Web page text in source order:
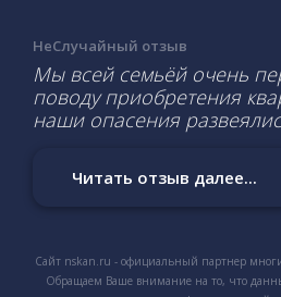
НеСлучайный отзыв
Мы всей семьёй очень
поводу приобретения
наши опасения
Читать отзыв далее...
Сайт nskan.ru - официальный партнер
Обращаем Ваше внимание на то, что